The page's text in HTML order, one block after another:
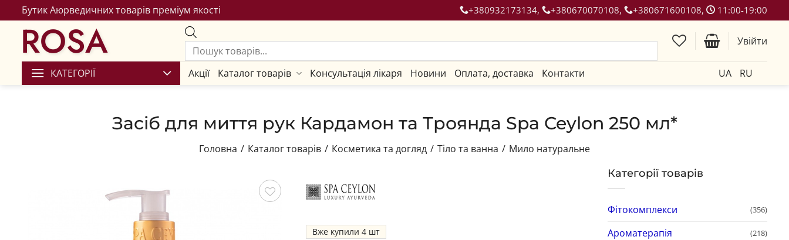
Бутик Аюрведичних товарів преміум якості +380932173134, +380670070108, +380671600108, 11:00-19:00
ROSA Увійти
КАТЕГОРІЇ Акції Каталог товарів Консультація лікаря Новини Оплата, доставка Контакти UA RU
Засіб для миття рук Кардамон та Троянда Spa Ceylon 250 мл*
Головна / Каталог товарів / Косметика та догляд / Тіло та ванна / Мило натуральне
Категорії товарів
Фітокомплекси (356)
Ароматерапія (218)
Вже купили 4